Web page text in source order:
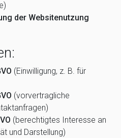
der Websitenutzung
(Einwilligung, z. B. für
(vorvertragliche
(berechtigtes Interesse an
und Darstellung)